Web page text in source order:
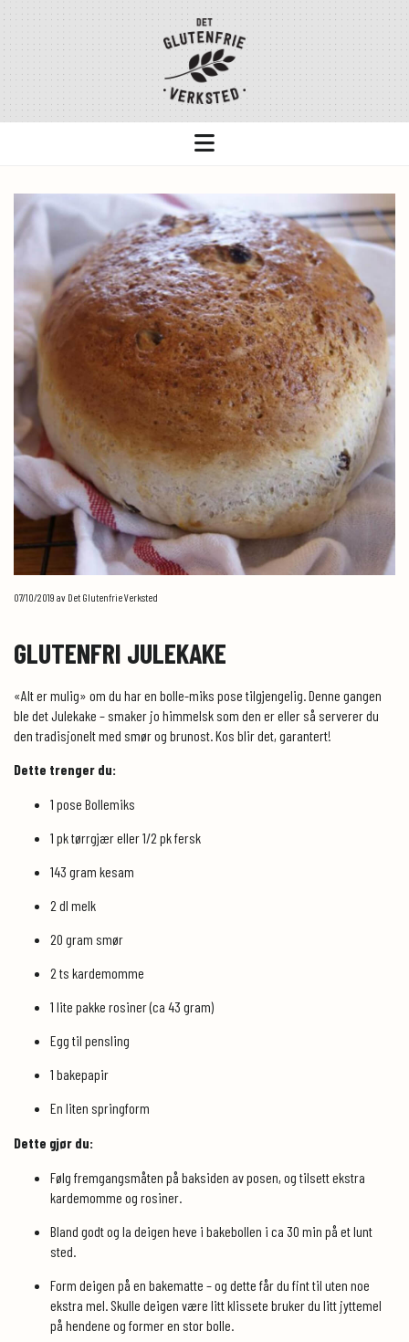
07/10/2019 av Det Glutenfrie Verksted
GLUTENFRI JULEKAKE
«Alt er mulig» om du har en bolle-miks pose tilgjengelig. Denne gangen
ble det Julekake – smaker jo himmelsk som den er eller så serverer du
den tradisjonelt med smør og brunost. Kos blir det, garantert!
Dette trenger du:
1 pose Bollemiks
1 pk tørrgjær eller 1/2 pk fersk
143 gram kesam
2 dl melk
20 gram smør
2 ts kardemomme
1 lite pakke rosiner (ca 43 gram)
Egg til pensling
1 bakepapir
En liten springform
Dette gjør du:
Følg fremgangsmåten på baksiden av posen, og tilsett ekstra
kardemomme og rosiner.
Bland godt og la deigen heve i bakebollen i ca 30 min på et lunt
sted.
Form deigen på en bakematte – og dette får du fint til uten noe
ekstra mel. Skulle deigen være litt klissete bruker du litt jyttemel
på hendene og former en stor bolle.